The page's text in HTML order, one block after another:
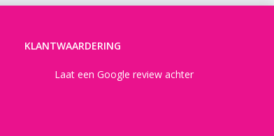
KLANTWAARDERING
Laat een Google review achter